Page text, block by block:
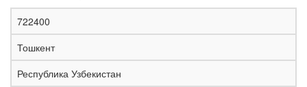
е
е
з
722400
Тошкент
Республика Узбекистан